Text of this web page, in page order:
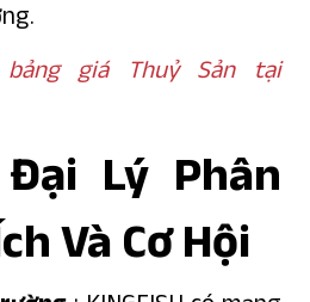
bảng giá Thuỷ Sản tại
Lý Phân
Và Cơ Hội